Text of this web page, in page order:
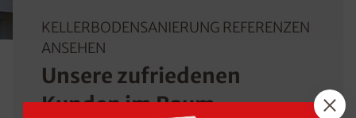
KELLERBODENSANIERUNG REFERENZEN
ANSEHEN
Unsere zufriedenen
Kunden im Raum